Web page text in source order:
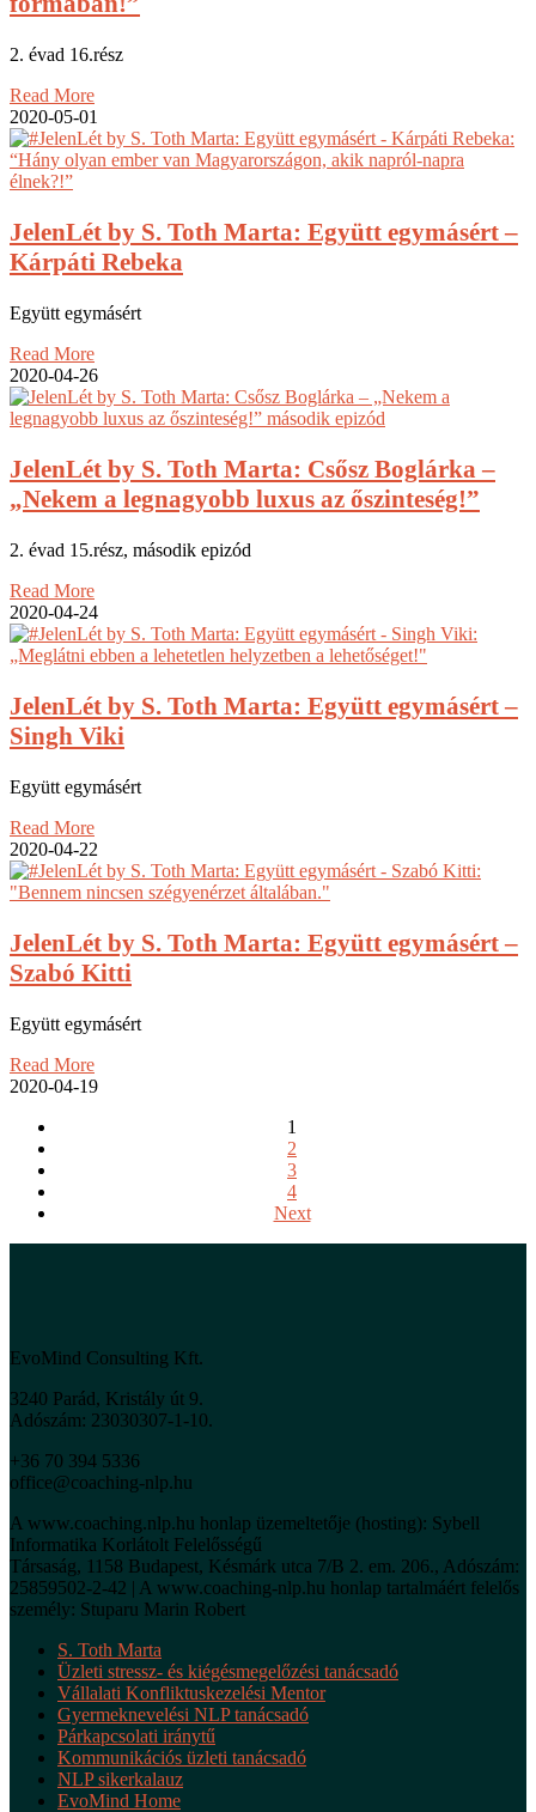
2. évad 16.rész
Read More
2020-05-01
JelenLét by S. Toth Marta: Együtt egymásért –
Kárpáti Rebeka
Együtt egymásért
Read More
2020-04-26
JelenLét by S. Toth Marta: Csősz Boglárka –
„Nekem a legnagyobb luxus az őszinteség!”
2. évad 15.rész, második epizód
Read More
2020-04-24
JelenLét by S. Toth Marta: Együtt egymásért –
Singh Viki
Együtt egymásért
Read More
2020-04-22
JelenLét by S. Toth Marta: Együtt egymásért –
Szabó Kitti
Együtt egymásért
Read More
2020-04-19
1
2
3
4
Next
EvoMind Consulting Kft.
3240 Parád, Kristály út 9.
Adószám: 23030307-1-10.
+36 70 394 5336
office@coaching-nlp.hu
A www.coaching.nlp.hu honlap üzemeltetője (hosting): Sybell
Informatika Korlátolt Felelősségű
Társaság, 1158 Budapest, Késmárk utca 7/B 2. em. 206., Adószám:
25859502-2-42 | A www.coaching-nlp.hu honlap tartalmáért felelős
személy: Stuparu Marin Robert
S. Toth Marta
Üzleti stressz- és kiégésmegelőzési tanácsadó
Vállalati Konfliktuskezelési Mentor
Gyermeknevelési NLP tanácsadó
Párkapcsolati iránytű
Kommunikációs üzleti tanácsadó
NLP sikerkalauz
EvoMind Home